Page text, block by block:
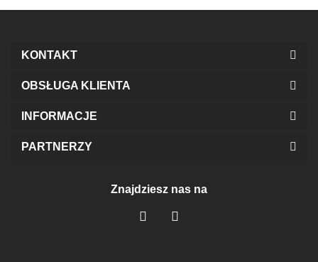
KONTAKT
OBSŁUGA KLIENTA
INFORMACJE
PARTNERZY
Znajdziesz nas na